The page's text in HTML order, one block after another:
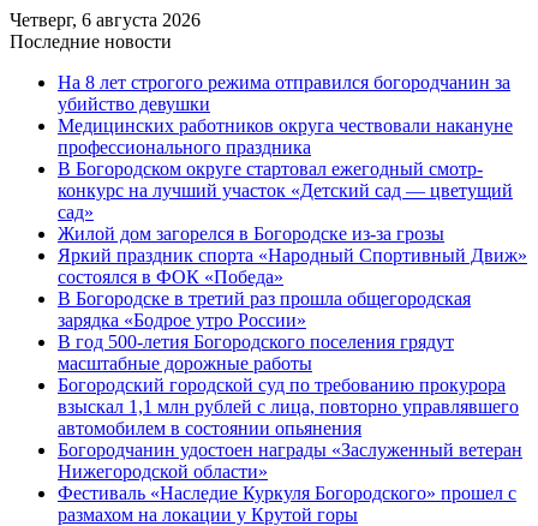
Четверг, 6 августа 2026
Последние новости
На 8 лет строгого режима отправился богородчанин за
убийство девушки
Медицинских работников округа чествовали накануне
профессионального праздника
В Богородском округе стартовал ежегодный смотр-
конкурс на лучший участок «Детский сад — цветущий
сад»
Жилой дом загорелся в Богородске из-за грозы
Яркий праздник спорта «Народный Спортивный Движ»
состоялся в ФОК «Победа»
В Богородске в третий раз прошла общегородская
зарядка «Бодрое утро России»
В год 500-летия Богородского поселения грядут
масштабные дорожные работы
️Богородский городской суд по требованию прокурора
взыскал 1,1 млн рублей с лица, повторно управлявшего
автомобилем в состоянии опьянения
Богородчанин удостоен награды «Заслуженный ветеран
Нижегородской области»
Фестиваль «Наследие Куркуля Богородского» прошел с
размахом на локации у Крутой горы